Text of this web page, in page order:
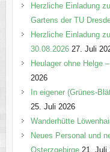
Herzliche Einladung
Gartens der TU
Herzliche Einladung
30.08.2026 27. Juli
Heulager ohne Helge
2026
In eigener (Grünes-
25. Juli 2026
Wanderhütte
Neues Personal und
Osterzgebirge 21. Juli